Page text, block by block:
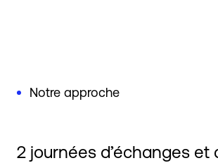
Notre approche
2 journées d’échanges et